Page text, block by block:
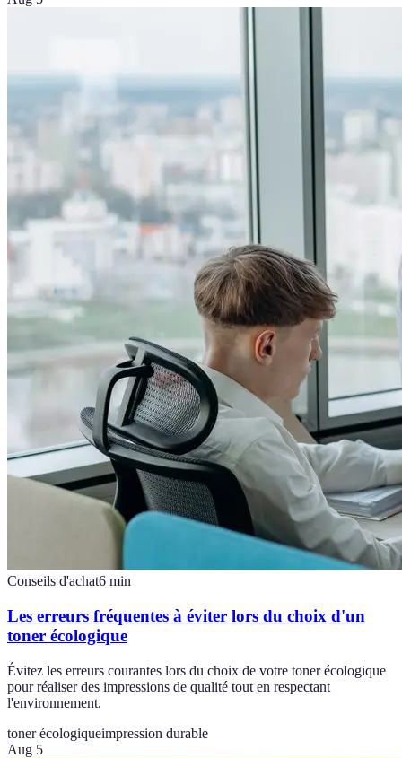
Conseils d'achat6 min
Les erreurs fréquentes à éviter lors du choix d'un
toner écologique
Évitez les erreurs courantes lors du choix de votre toner écologique
pour réaliser des impressions de qualité tout en respectant
l'environnement.
toner écologiqueimpression durable
Aug 5